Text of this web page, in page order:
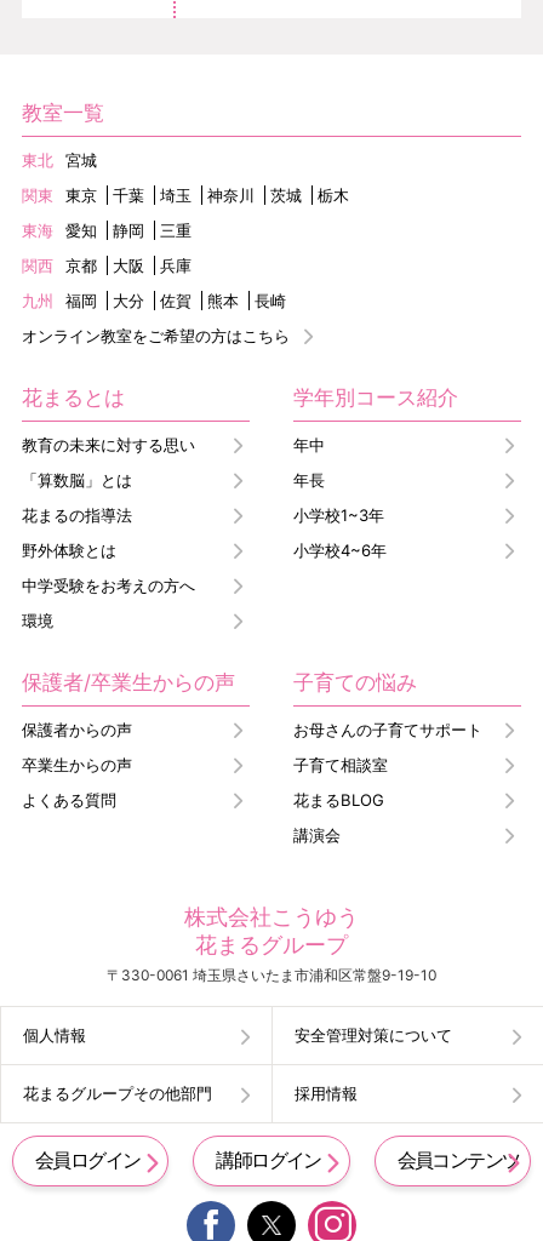
教室一覧
東北
宮城
関東
東京 千葉 埼玉 神奈川 茨城
栃木
東海
愛知 静岡
三重
関西
京都 大阪
兵庫
九州
福岡 大分 佐賀 熊本
長崎
オンライン教室をご希望の方はこちら
花まるとは
教育の未来に対する思い
「算数脳」とは
花まるの指導法
野外体験とは
中学受験をお考えの方へ
環境
学年別コース紹介
年中
年長
小学校1~3年
小学校4~6年
保護者/卒業生からの声
保護者からの声
卒業生からの声
よくある質問
子育ての悩み
お母さんの子育てサポート
子育て相談室
花まるBLOG
講演会
株式会社こうゆう
花まるグループ
〒330-0061 埼玉県さいたま市浦和区常盤9-19-10
個人情報 安全管理対策について
花まるグループその他部門 採用情報
会員ログイン 講師ログイン 会員コンテンツ
 